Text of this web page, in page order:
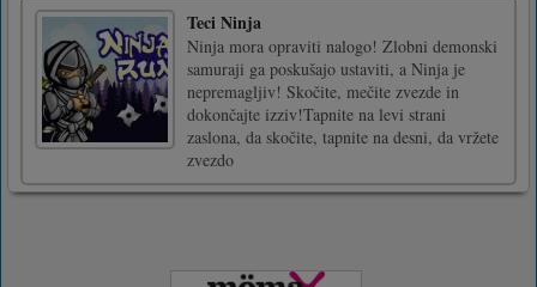
Teci Ninja
Ninja mora opraviti nalogo! Zlobni demonski
samuraji ga poskušajo ustaviti, a Ninja je
nepremagljiv! Skočite, mečite zvezde in
dokončajte izziv!Tapnite na levi strani
zaslona, da skočite, tapnite na desni, da vržete
zvezdo